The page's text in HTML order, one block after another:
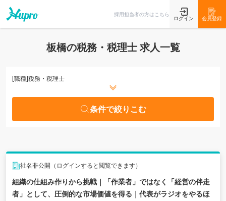
採用担当者の方はこちら
ログイン 会員登録
板橋の税務・税理士 求人一覧
[職種]税務・税理士
条件で絞りこむ
社名非公開（ログインすると閲覧できます）
組織の仕組み作りから挑戦｜「作業者」ではなく「経営の伴走
者」として、圧倒的な市場価値を得る｜代表がラジオをやるほ